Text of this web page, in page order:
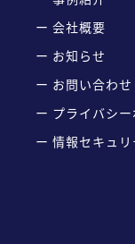
ー 会社概要
ー お知らせ
ー お問い合わせ
ー プライバシ
ー 情報セキュリ